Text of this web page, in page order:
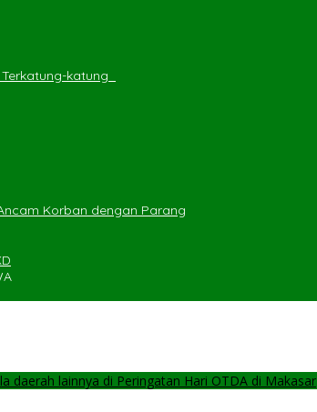
katung
Korban dengan Parang
daerah lainnya di Peringatan Hari OTDA di Makasar